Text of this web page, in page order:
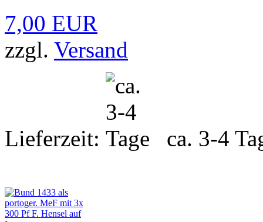
7,00 EUR
zzgl. Versand
Lieferzeit: ca. 3-4